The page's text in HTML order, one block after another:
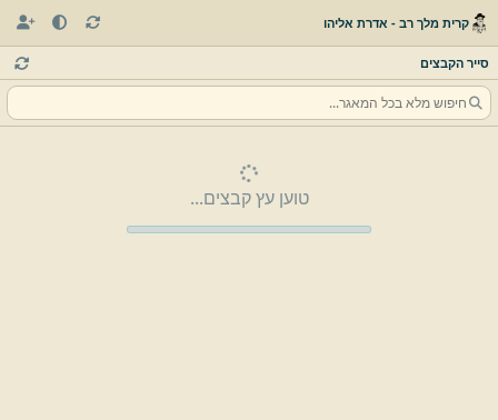
קרית מלך רב - אדרת אליהו
סייר הקבצים
טוען עץ קבצים...